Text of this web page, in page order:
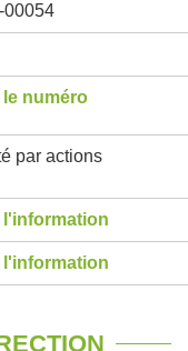
00054
numéro
par actions
l'information
l'information